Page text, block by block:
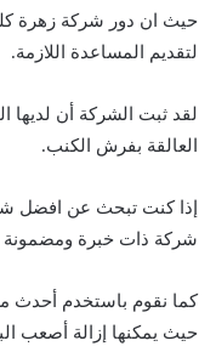
حيث ان دور شركة زهرة
لتقديم المساعدة اللازمة.
لقد ثبت الشركة أن لديها
العالقة بفرش الكنب.
إذا كنت تبحث عن افضل
شركة ذات خبرة ومضمونة
كما نقوم باستخدم أحدث
حيث يمكنها إزالة أصعب